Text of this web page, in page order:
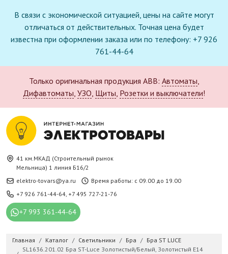
В связи с экономической ситуацией, цены на сайте могут
отличаться от действительных. Точная цена будет
известна при оформлении заказа или по телефону: +7 926
761-44-64
Только оригинальная продукция ABB: Автоматы,
Дифавтоматы, УЗО, Щиты, Розетки и выключатели!
41 км.МКАД (Строительный рынок
Мельница) 1 линия Б16/2
elektro-tovars@ya.ru
Время работы: с 09.00 до 19.00
+7 926 761-44-64, +7 495 727-21-76
+7 993 361-44-64
Главная Каталог Светильники Бра
Бра ST LUCE
SL1636.201.02 Бра ST-Luce Золотистый/Белый, Золотистый E14